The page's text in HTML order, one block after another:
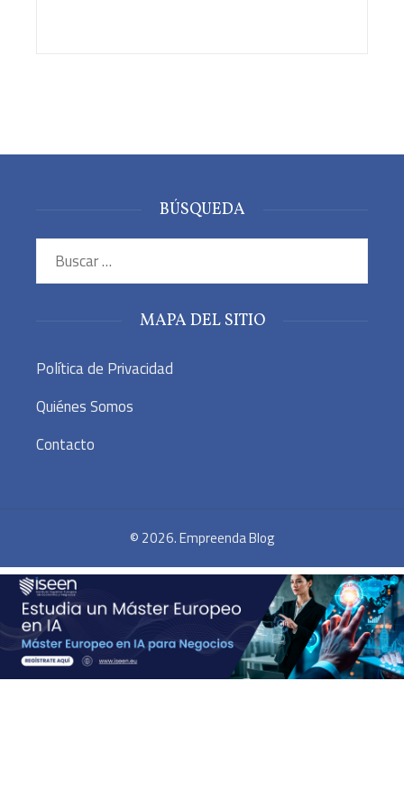
BÚSQUEDA
Buscar:
MAPA DEL SITIO
Política de Privacidad
Quiénes Somos
Contacto
© 2026. Empreenda Blog